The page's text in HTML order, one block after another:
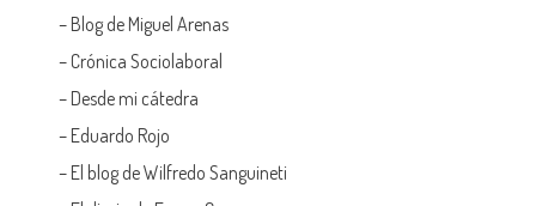
– Blog de Miguel Arenas
– Crónica Sociolaboral
– Desde mi cátedra
– Eduardo Rojo
– El blog de Wilfredo Sanguineti